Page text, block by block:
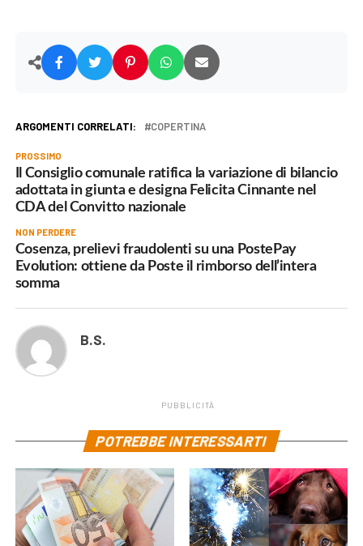
ARGOMENTI CORRELATI: COPERTINA
PROSSIMO
Il Consiglio comunale ratifica la variazione di bilancio
adottata in giunta e designa Felicita Cinnante nel
CDA del Convitto nazionale
NON PERDERE
Cosenza, prelievi fraudolenti su una PostePay
Evolution: ottiene da Poste il rimborso dell’intera
somma
B.S.
PUBBLICITÀ
POTREBBE INTERESSARTI